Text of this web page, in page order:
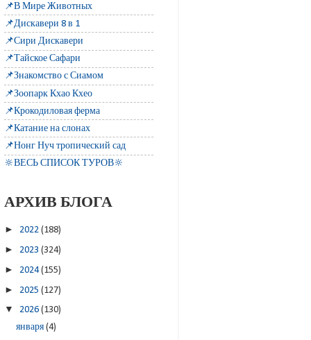
📌В Мире Животных
📌Дискавери 8 в 1
📌Сири Дискавери
📌Тайское Сафари
📌Знакомство с Сиамом
📌Зоопарк Кхао Кхео
📌Крокодиловая ферма
📌Катание на слонах
📌Нонг Нуч тропический сад
🔆ВЕСЬ СПИСОК ТУРОВ🔆
АРХИВ БЛОГА
► 2022 (188)
► 2023 (324)
► 2024(155)
► 2025 (127)
▼ 2026 (130)
января(4)